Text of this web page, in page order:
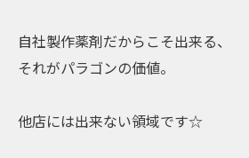
自社製作薬剤だからこそ出来る、
それがパラゴンの価値。
他店には出来ない領域です☆